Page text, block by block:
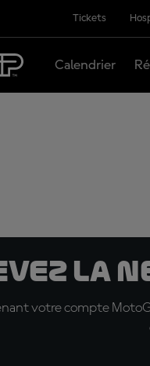
Tickets
Calendrier
la
votre compte